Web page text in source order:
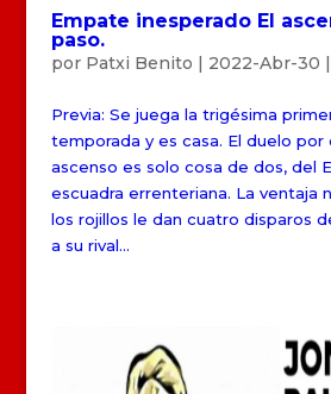
Empate inesperado El
paso.
por Patxi Benito | 2022-Abr-30 |
Previa: Se juega la trigésima
temporada y es casa. El duelo por
ascenso es solo cosa de dos, del
escuadra errenteriana. La ventaja
los rojillos le dan cuatro disparos
a su rival...